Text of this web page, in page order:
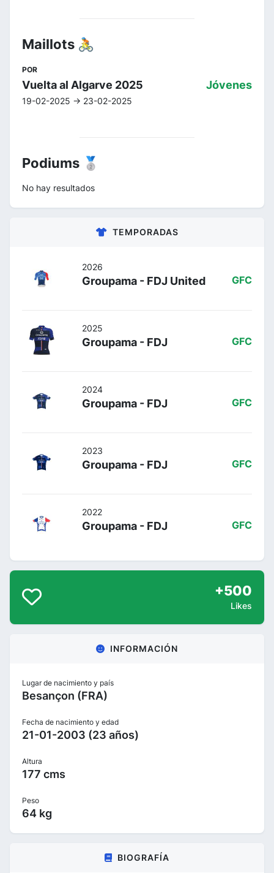
Maillots 🚴
POR
Vuelta al Algarve 2025
19-02-2025 -> 23-02-2025
Jóvenes
Podiums 🥈
No hay resultados
TEMPORADAS
2026
Groupama - FDJ United GFC
2025
Groupama - FDJ GFC
2024
Groupama - FDJ GFC
2023
Groupama - FDJ GFC
2022
Groupama - FDJ GFC
+500
Likes
INFORMACIÓN
Lugar de nacimiento y país
Besançon (FRA)
Fecha de nacimiento y edad
21-01-2003 (23 años)
Altura
177 cms
Peso
64 kg
BIOGRAFÍA